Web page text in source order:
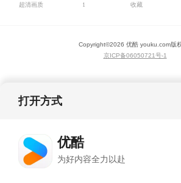
至——地狱维度的岩浆海
现所有灾难背后都有神秘
现身，用黑暗能量石化了
超清画质 1 收藏
Copyright©2026 优酷 youku.com版
京ICP备06050721号-1
打开方式
优酷
为好内容全力以赴